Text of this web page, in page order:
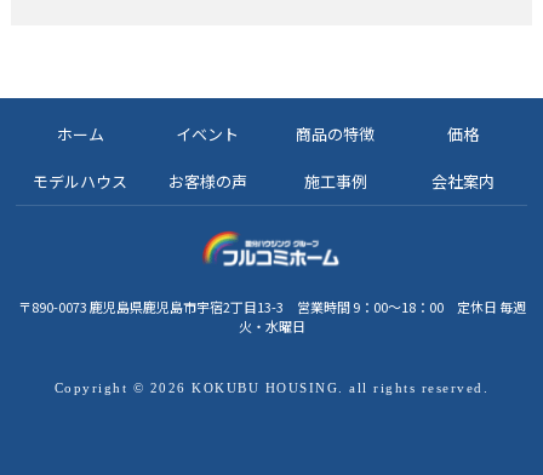
ホーム イベント 商品の特徴 価格
モデルハウス お客様の声 施工事例 会社案内
〒890-0073 鹿児島県鹿児島市宇宿2丁目13-3 営業時間 9：00～18：00 定休日 毎週
火・水曜日
Copyright © 2026 KOKUBU HOUSING. all rights reserved.